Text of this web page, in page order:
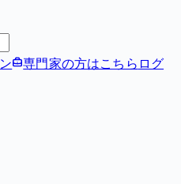
専門家の方はこちら ログ